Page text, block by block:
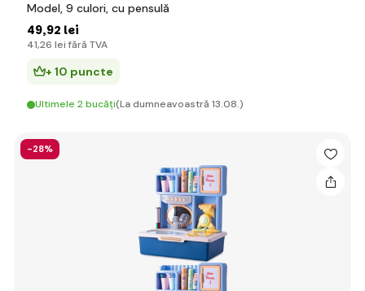
Model, 9 culori, cu pensulă
49,92 lei
41,26 lei fără TVA
+ 10 puncte
Ultimele 2 bucăți(La dumneavoastră 13.08.)
-28%